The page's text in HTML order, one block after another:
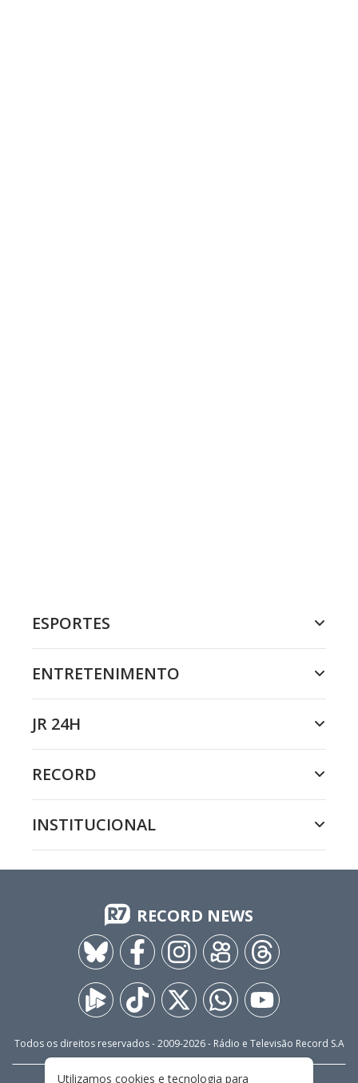
ESPORTES
ENTRETENIMENTO
JR 24H
RECORD
INSTITUCIONAL
RECORD NEWS
Todos os direitos reservados - 2009-2026- Rádio e Televisão Record S.A
Utilizamos cookies e tecnologia para